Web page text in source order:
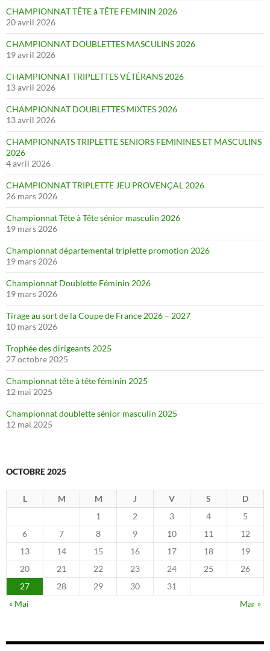
CHAMPIONNAT TÊTE à TÊTE FEMININ 2026
20 avril 2026
CHAMPIONNAT DOUBLETTES MASCULINS 2026
19 avril 2026
CHAMPIONNAT TRIPLETTES VÉTÉRANS 2026
13 avril 2026
CHAMPIONNAT DOUBLETTES MIXTES 2026
13 avril 2026
CHAMPIONNATS TRIPLETTE SENIORS FEMININES ET MASCULINS
2026
4 avril 2026
CHAMPIONNAT TRIPLETTE JEU PROVENÇAL 2026
26 mars 2026
Championnat Tête à Tête sénior masculin 2026
19 mars 2026
Championnat départemental triplette promotion 2026
19 mars 2026
Championnat Doublette Féminin 2026
19 mars 2026
Tirage au sort de la Coupe de France 2026 – 2027
10 mars 2026
Trophée des dirigeants 2025
27 octobre 2025
Championnat tête à tête féminin 2025
12 mai 2025
Championnat doublette sénior masculin 2025
12 mai 2025
OCTOBRE 2025
L M M J V S
D
1
2 3 4
5
6
7 8 9 10 11
12
13
14 15 16 17 18
19
20
21 22 23 24 25
26
27
28 29 30
31
« Mai
Mar »